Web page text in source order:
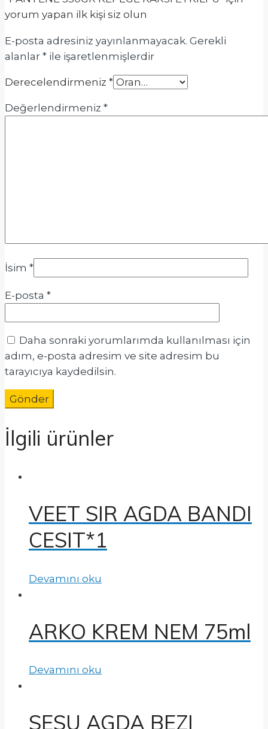
yorum yapan ilk kişi siz olun
E-posta adresiniz yayınlanmayacak. Gerekli
alanlar * ile işaretlenmişlerdir
Derecelendirmeniz *
Değerlendirmeniz *
İsim *
E-posta *
Daha sonraki yorumlarımda kullanılması için
adım, e-posta adresim ve site adresim bu
tarayıcıya kaydedilsin.
İlgili ürünler
VEET SIR AGDA BANDI
CESIT*1
Devamını oku
ARKO KREM NEM 75ml
Devamını oku
SESU AGDA BEZI